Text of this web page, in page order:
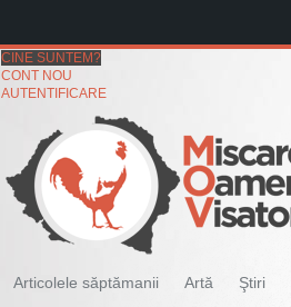
CINE SUNTEM?
CONT NOU
AUTENTIFICARE
Articolele săptămanii Artă Ştiri